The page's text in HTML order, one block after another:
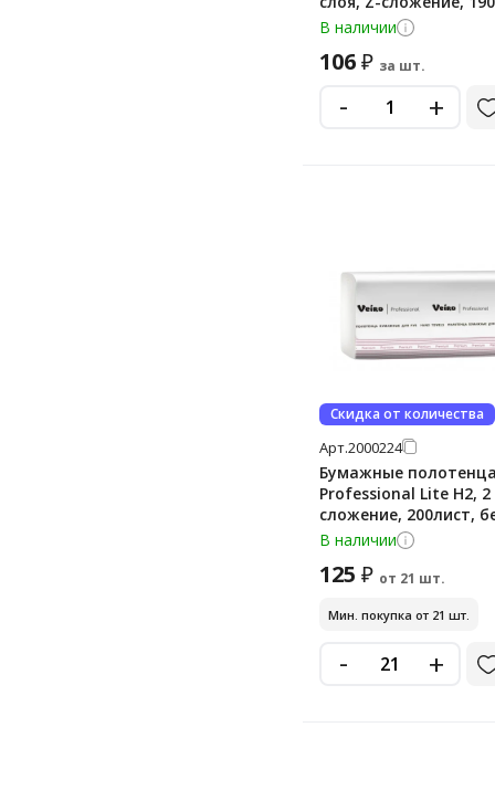
белые, С443
В наличии
106₽ за шт.
- +
Скидка от количества
Арт.2000224
Бумажные
Professional Lite H2, 2
сложение, 200лист,
Z32-200
В наличии
125 ₽ от 21 шт.
Мин. покупка от 21 шт.
- +